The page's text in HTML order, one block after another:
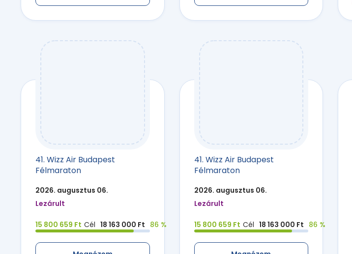
41. Wizz Air Budapest
Félmaraton
2026. augusztus 06.
Lezárult
15 800 659 Ft Cél 18 163 000 Ft 86 %
41. Wizz Air Budapest
Félmaraton
2026. augusztus 06.
Lezárult
15 800 659 Ft Cél 18 163 000 Ft 86 %